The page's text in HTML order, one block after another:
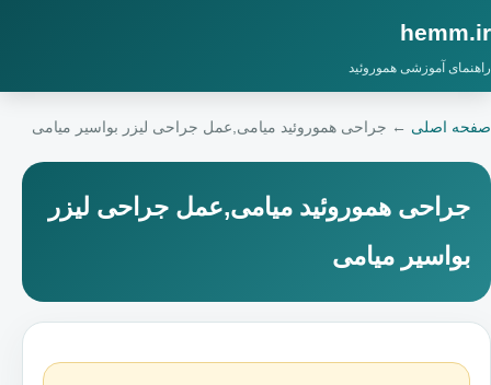
hemm.ir
راهنمای آموزشی هموروئید
صفحه اصلی ← جراحی هموروئید میامی,عمل جراحی لیزر بواسیر میامی
جراحی هموروئید میامی,عمل جراحی لیزر
بواسیر میامی